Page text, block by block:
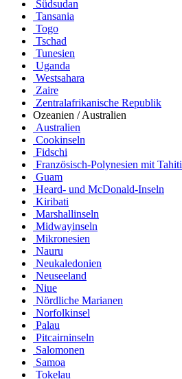
Südsudan
Tansania
Togo
Tschad
Tunesien
Uganda
Westsahara
Zaire
Zentralafrikanische Republik
Ozeanien / Australien
Australien
Cookinseln
Fidschi
Französisch-Polynesien mit Tahiti
Guam
Heard- und McDonald-Inseln
Kiribati
Marshallinseln
Midwayinseln
Mikronesien
Nauru
Neukaledonien
Neuseeland
Niue
Nördliche Marianen
Norfolkinsel
Palau
Pitcairninseln
Salomonen
Samoa
Tokelau